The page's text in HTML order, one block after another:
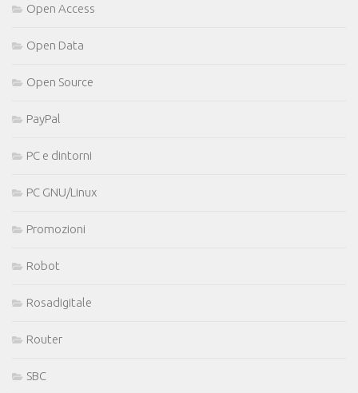
Open Access
Open Data
Open Source
PayPal
PC e dintorni
PC GNU/Linux
Promozioni
Robot
Rosadigitale
Router
SBC